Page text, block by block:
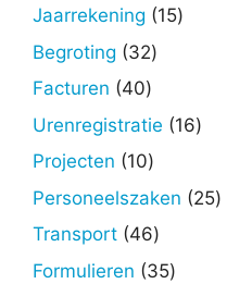
Jaarrekening 1515
Begroting 3232
Facturen 4040
producten
Urenregistratie 1616
Projecten 1010
producten
Personeelszaken 2525
Transport 4646
producten
Formulieren 3535